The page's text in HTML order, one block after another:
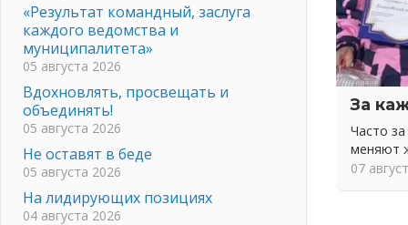
За
Часто
меняют
07
«Результат командный, заслуга
каждого ведомства и
муниципалитета»
05 августа 2026
Вдохновлять, просвещать и
объединять!
05 августа 2026
Не оставят в беде
05 августа 2026
На лидирующих позициях
04 августа 2026